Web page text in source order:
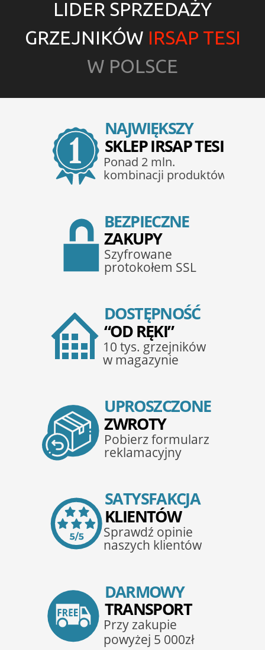
LIDER SPRZEDAŻY
GRZEJNIKÓW IRSAP TESI
W POLSCE